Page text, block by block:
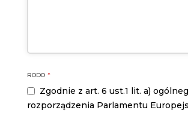
RODO *
Zgodnie z art. 6 ust.1 lit. a)
rozporządzenia Parlamentu